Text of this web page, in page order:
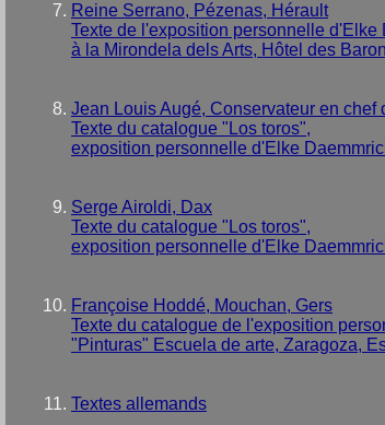
Reine Serrano, Pézenas, Hérault
Texte de l'exposition personnelle d'Elke
à la Mirondela dels Arts, Hôtel des
Jean Louis Augé, Conservateur en
Texte du catalogue "Los toros",
exposition personnelle d'Elke
Serge Airoldi, Dax
Texte du catalogue "Los toros",
exposition personnelle d'Elke
Françoise Hoddé, Mouchan, Gers
Texte du catalogue de l'exposition
"Pinturas" Escuela de arte, Zaragoza,
Textes allemands